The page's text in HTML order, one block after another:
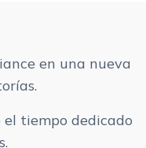
en una nueva
tiempo dedicado